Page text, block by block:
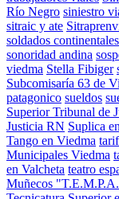
Río Negro siniestro
sitraic y ate
soldados continentales
sonoridad andina
viedma Stella Fibiger
Subcomisaría 63 de
patagonico sueldos
Superior Tribunal de
Justicia RN Suplica
Tango en Viedma
Municipales Viedma
en Valcheta teatro
Muñecos